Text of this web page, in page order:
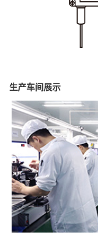
生产车间展示